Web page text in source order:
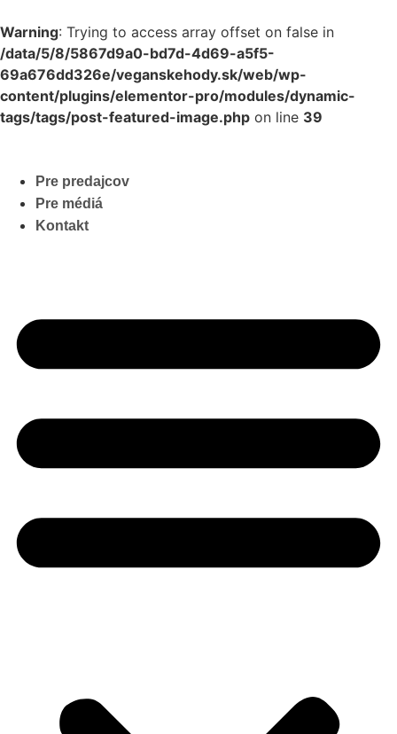
Warning: Trying to access array offset on false in
/data/5/8/5867d9a0-bd7d-4d69-a5f5-
69a676dd326e/veganskehody.sk/web/wp-
content/plugins/elementor-pro/modules/dynamic-
tags/tags/post-featured-image.php on line 39
Pre predajcov
Pre médiá
Kontakt